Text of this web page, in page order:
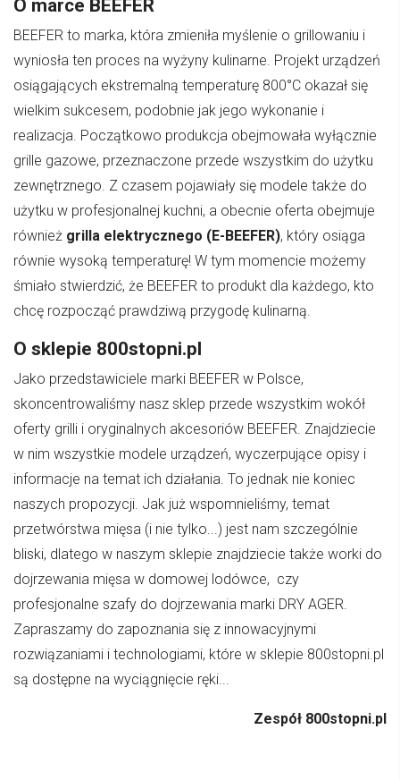
O marce BEEFER
BEEFER to marka, która zmieniła myślenie o grillowaniu i
wyniosła ten proces na wyżyny kulinarne. Projekt urządzeń
osiągających ekstremalną temperaturę 800°C okazał się
wielkim sukcesem, podobnie jak jego wykonanie i
realizacja. Początkowo produkcja obejmowała wyłącznie
grille gazowe, przeznaczone przede wszystkim do użytku
zewnętrznego. Z czasem pojawiały się modele także do
użytku w profesjonalnej kuchni, a obecnie oferta obejmuje
również grilla elektrycznego (E-BEEFER), który osiąga
równie wysoką temperaturę! W tym momencie możemy
śmiało stwierdzić, że BEEFER to produkt dla każdego, kto
chcę rozpocząć prawdziwą przygodę kulinarną.
O sklepie 800stopni.pl
Jako przedstawiciele marki BEEFER w Polsce,
skoncentrowaliśmy nasz sklep przede wszystkim wokół
oferty grilli i oryginalnych akcesoriów BEEFER. Znajdziecie
w nim wszystkie modele urządzeń, wyczerpujące opisy i
informacje na temat ich działania. To jednak nie koniec
naszych propozycji. Jak już wspomnieliśmy, temat
przetwórstwa mięsa (i nie tylko...) jest nam szczególnie
bliski, dlatego w naszym sklepie znajdziecie także worki do
dojrzewania mięsa w domowej lodówce, czy
profesjonalne szafy do dojrzewania marki DRY AGER.
Zapraszamy do zapoznania się z innowacyjnymi
rozwiązaniami i technologiami, które w sklepie 800stopni.pl
są dostępne na wyciągnięcie ręki...
Zespół 800stopni.pl